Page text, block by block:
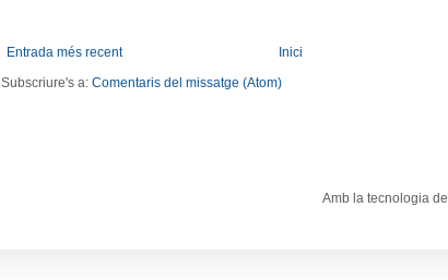
Entrada més recent
Inici
Subscriure's a: Comentaris del missatge (Atom)
Amb la tecnologia de